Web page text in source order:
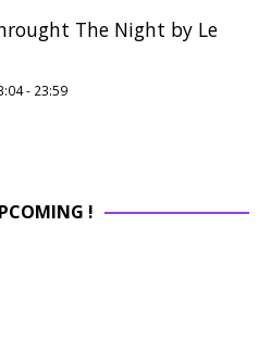
The Night by Le
- 23:59
!